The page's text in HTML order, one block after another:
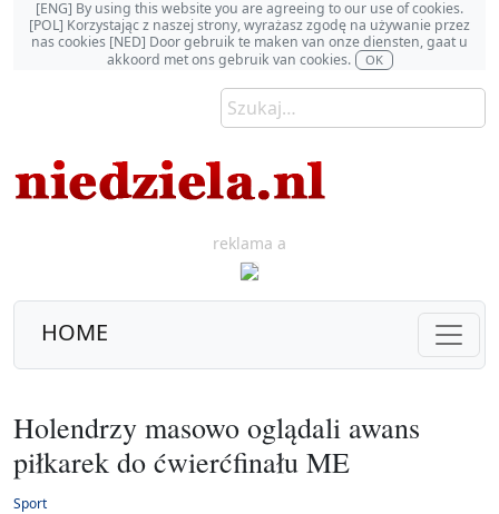
[ENG] By using this website you are agreeing to our use of cookies.
[POL] Korzystając z naszej strony, wyrażasz zgodę na używanie przez
nas cookies [NED] Door gebruik te maken van onze diensten, gaat u
akkoord met ons gebruik van cookies.
OK
reklama a
HOME
Holendrzy masowo oglądali awans
piłkarek do ćwierćfinału ME
Sport